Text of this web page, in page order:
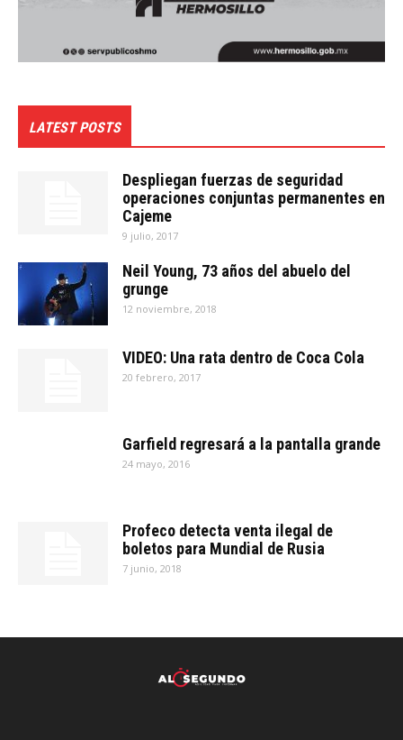
LATEST POSTS
Despliegan fuerzas de seguridad
operaciones conjuntas permanentes en
Cajeme
9 julio, 2017
Neil Young, 73 años del abuelo del
grunge
12 noviembre, 2018
VIDEO: Una rata dentro de Coca Cola
20 febrero, 2017
Garfield regresará a la pantalla grande
24 mayo, 2016
Profeco detecta venta ilegal de
boletos para Mundial de Rusia
7 junio, 2018